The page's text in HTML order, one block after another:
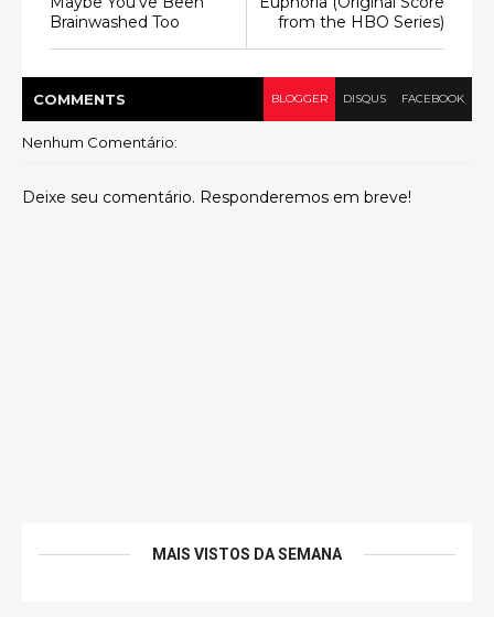
from the HBO Series)
Brainwashed Too
COMMENTS BLOGGER DISQUS FACEBOOK
Nenhum Comentário:
Deixe seu comentário. Responderemos em breve!
MAIS VISTOS DA SEMANA